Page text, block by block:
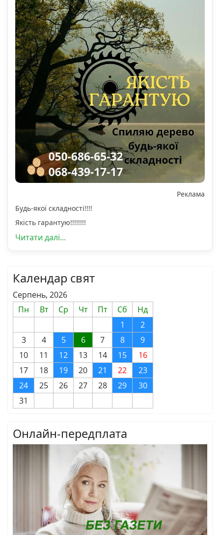
Реклама
Будь-якої складності!!!!
Якість гарантую!!!!!!!!
Читати далі...
Календар свят
Серпень, 2026
Пн
Вт Ср Чт Пт Сб
Нд
1
2
3
4 5 6 7 8
9
10
11 12 13 14 15
16
17
18 19 20 21 22
23
24
25 26 27 28 29
30
31
Онлайн-передплата